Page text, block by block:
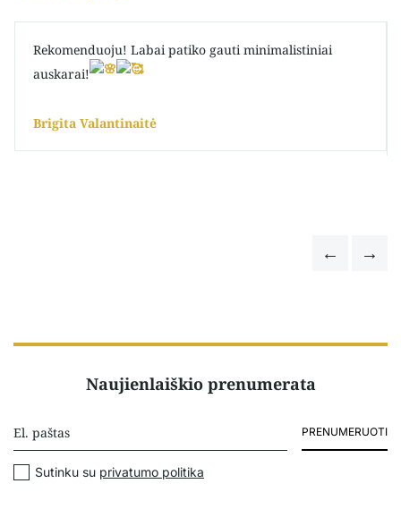
Rekomenduoju! Labai patiko gauti minimalistiniai
auskarai!
Brigita Valantinaitė
Naujienlaiškio prenumerata
PRENUMERUOTI
Sutinku su privatumo politika